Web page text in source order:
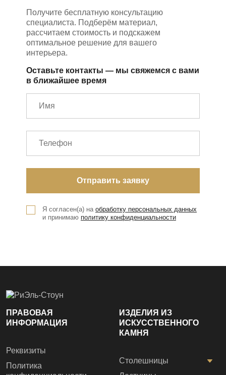
Получите бесплатную консультацию
специалиста. Подберём материал,
рассчитаем стоимость и подскажем
оптимальное решение для вашего
интерьера.
Оставьте контакты — мы свяжемся с вами
в ближайшее время
Я согласен(а) на обработку персональных данных
и принимаю политику конфиденциальности
ПРАВОВАЯ
ИНФОРМАЦИЯ
Реквизиты
Политика
ИЗДЕЛИЯ ИЗ
ИСКУССТВЕННОГО
КАМНЯ
Столешницы